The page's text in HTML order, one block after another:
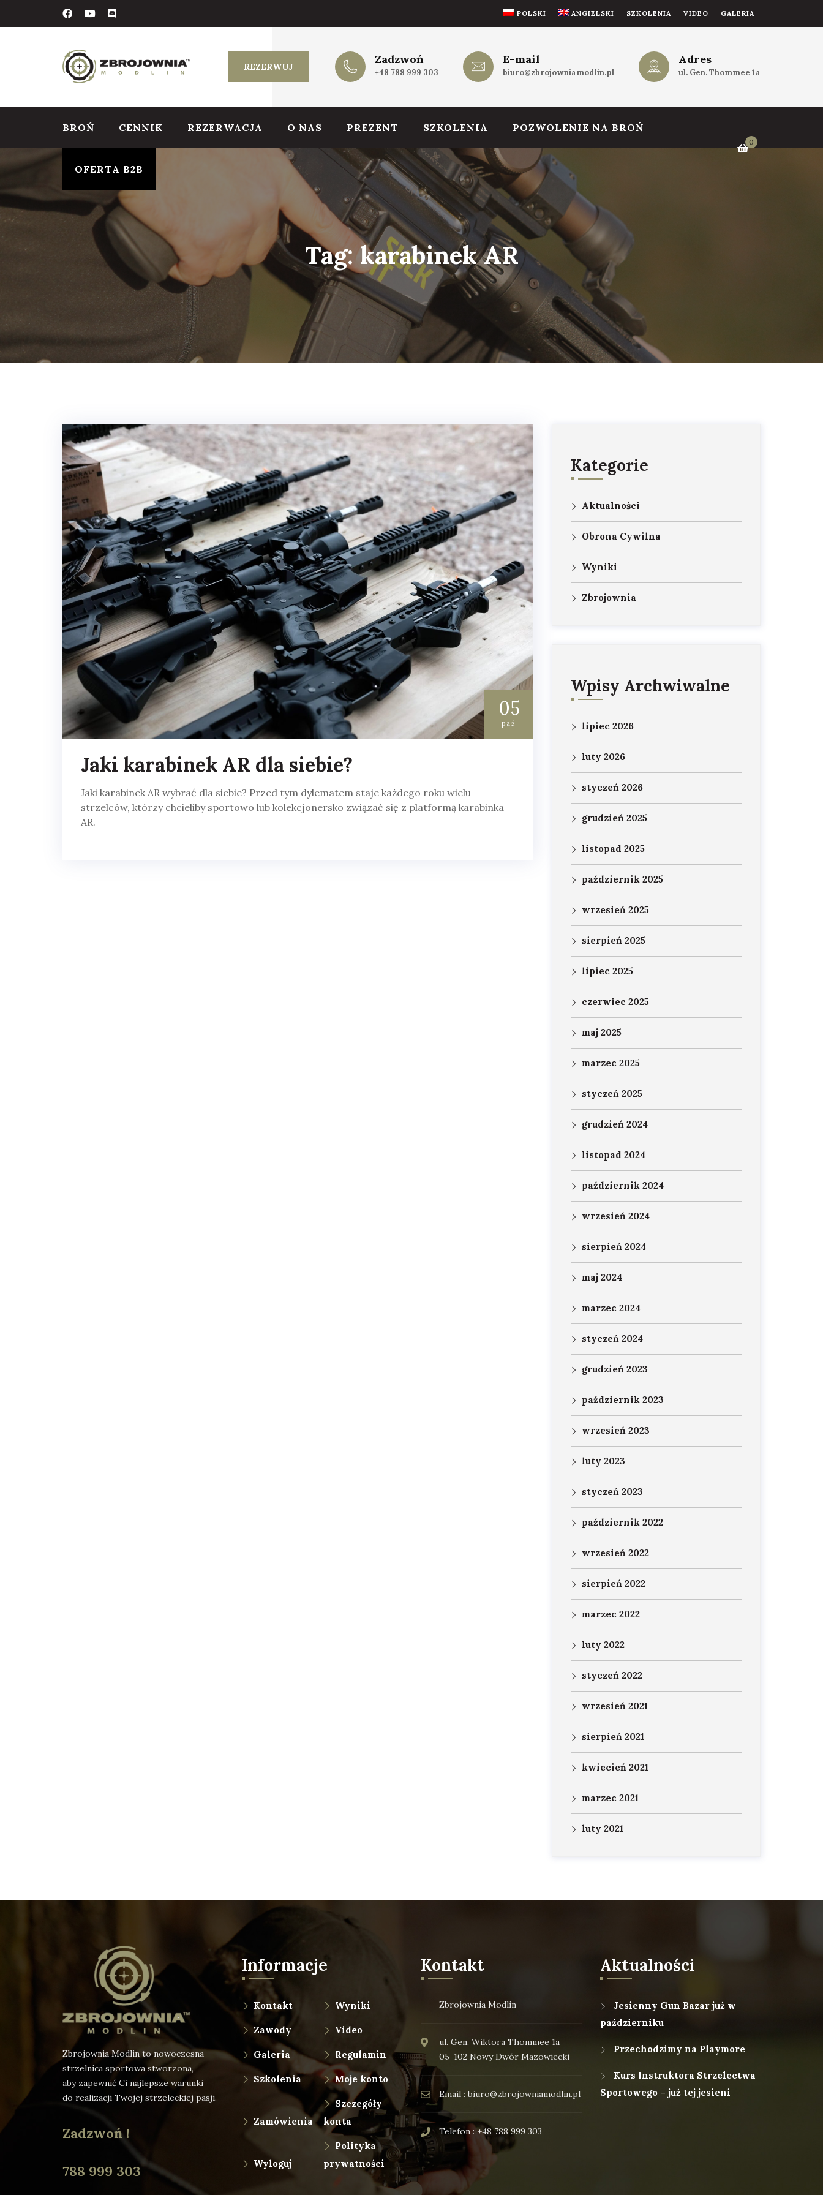
POLSKI ANGIELSKI SZKOLENIA VIDEO GALERIA
REZERWUJ
Zadzwoń
+48 788 999 303
E-mail
biuro@zbrojowniamodlin.pl
Adres
ul. Gen. Thommee 1a
BROŃ CENNIK REZERWACJA O NAS PREZENT SZKOLENIA POZWOLENIE NA BROŃ
OFERTA B2B
0
Tag:karabinek AR
05
paź
Jaki karabinek AR dla siebie?
Jaki karabinek AR wybrać dla siebie? Przed tym dylematem staje każdego roku wielu
strzelców, którzy chcieliby sportowo lub kolekcjonersko związać się z platformą karabinka
AR.
Kategorie
Aktualności
Obrona Cywilna
Wyniki
Zbrojownia
Wpisy Archwiwalne
lipiec 2026
luty 2026
styczeń 2026
grudzień 2025
listopad 2025
październik 2025
wrzesień 2025
sierpień 2025
lipiec 2025
czerwiec 2025
maj 2025
marzec 2025
styczeń 2025
grudzień 2024
listopad 2024
październik 2024
wrzesień 2024
sierpień 2024
maj 2024
marzec 2024
styczeń 2024
grudzień 2023
październik 2023
wrzesień 2023
luty 2023
styczeń 2023
październik 2022
wrzesień 2022
sierpień 2022
marzec 2022
luty 2022
styczeń 2022
wrzesień 2021
sierpień 2021
kwiecień 2021
marzec 2021
luty 2021
Zbrojownia Modlin to nowoczesna
strzelnica sportowa stworzona,
aby zapewnić Ci najlepsze warunki
do realizacji Twojej strzeleckiej pasji.
Zadzwoń !
788 999 303
Informacje
Kontakt Wyniki
Zawody Video
Galeria Regulamin
Szkolenia Moje konto
Zamówienia
Szczegóły
konta
Wyloguj
Polityka
prywatności
Kontakt
Zbrojownia Modlin
ul. Gen. Wiktora Thommee 1a
05-102 Nowy Dwór Mazowiecki
Email : biuro@zbrojowniamodlin.pl
Telefon : +48 788 999 303
Aktualności
Jesienny Gun Bazar już w
październiku
Przechodzimy na Playmore
Kurs Instruktora Strzelectwa
Sportowego – już tej jesieni